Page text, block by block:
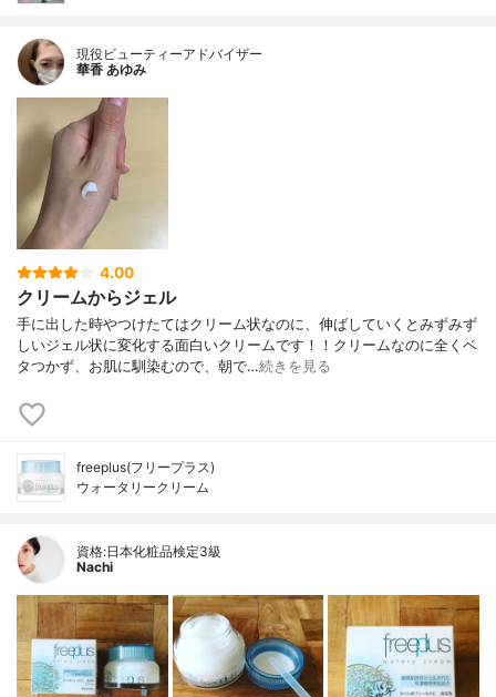
現役ビューティーアドバイザー
華香 あゆみ
4.00
クリームからジェル
手に出した時やつけたてはクリーム状なのに、伸ばしていくとみずみず
しいジェル状に変化する面白いクリームです！！クリームなのに全くベ
タつかず、お肌に馴染むので、朝で…続きを見る
freeplus(フリープラス)
ウォータリークリーム
資格:日本化粧品検定3級
Nachi